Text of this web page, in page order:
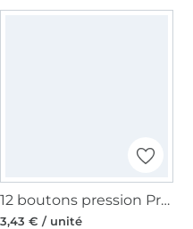
12 boutons pression Prym, 6 mm, couleur argent
3,43 € / unité